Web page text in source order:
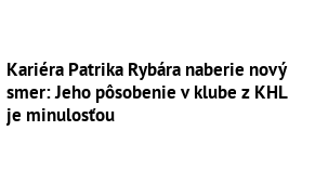
Kariéra Patrika Rybára naberie nový
smer: Jeho pôsobenie v klube z KHL
je minulosťou